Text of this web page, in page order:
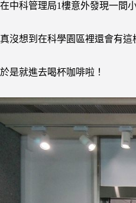
在中科管理局1樓意外發現一間
真沒想到在科學園區裡還會有這
於是就進去喝杯咖啡啦！